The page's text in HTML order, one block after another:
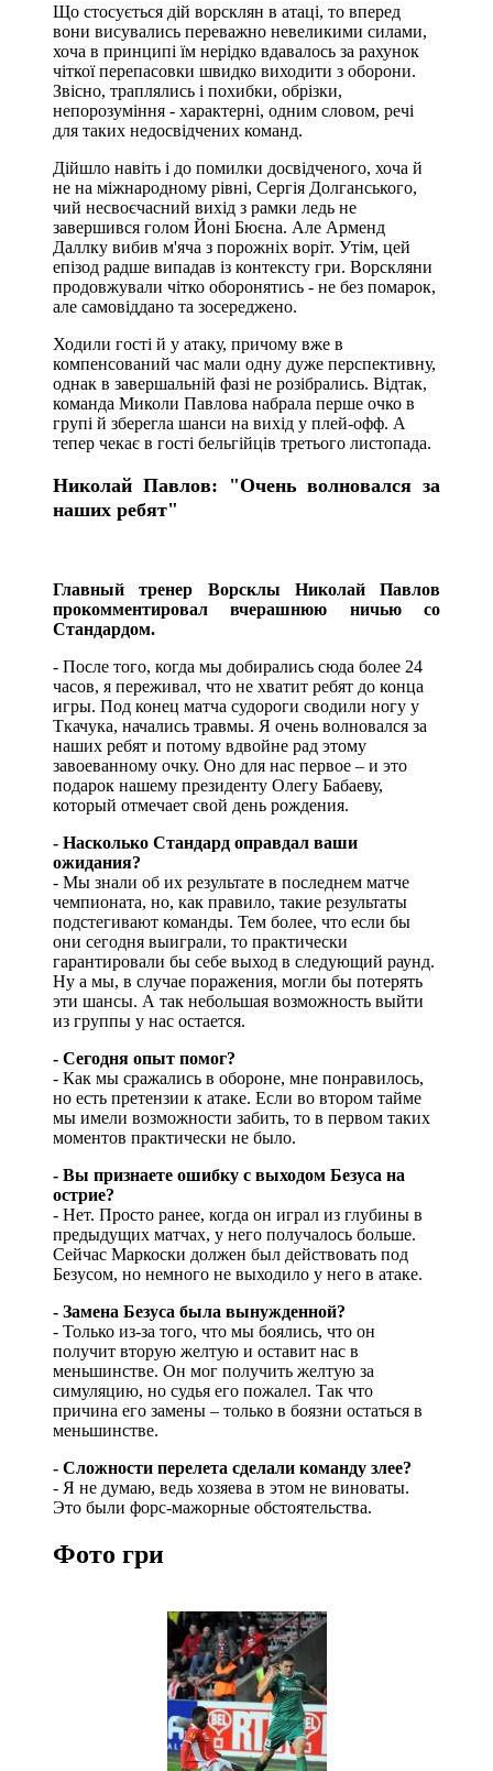
Що стосується дій ворсклян в атаці, то вперед
вони висувались переважно невеликими силами,
хоча в принципі їм нерідко вдавалось за рахунок
чіткої перепасовки швидко виходити з оборони.
Звісно, траплялись і похибки, обрізки,
непорозуміння - характерні, одним словом, речі
для таких недосвідчених команд.
Дійшло навіть і до помилки досвідченого, хоча й
не на міжнародному рівні, Сергія Долганського,
чий несвоєчасний вихід з рамки ледь не
завершився голом Йоні Бюєна. Але Арменд
Даллку вибив м'яча з порожніх воріт. Утім, цей
епізод радше випадав із контексту гри. Ворскляни
продовжували чітко оборонятись - не без помарок,
але самовіддано та зосереджено.
Ходили гості й у атаку, причому вже в
компенсований час мали одну дуже перспективну,
однак в завершальній фазі не розібрались. Відтак,
команда Миколи Павлова набрала перше очко в
групі й зберегла шанси на вихід у плей-офф. А
тепер чекає в гості бельгійців третього листопада.
Николай Павлов: "Очень волновался за
наших ребят"
Главный тренер Ворсклы Николай Павлов
прокомментировал вчерашнюю ничью со
Стандардом.
- После того, когда мы добирались сюда более 24
часов, я переживал, что не хватит ребят до конца
игры. Под конец матча судороги сводили ногу у
Ткачука, начались травмы. Я очень волновался за
наших ребят и потому вдвойне рад этому
завоеванному очку. Оно для нас первое – и это
подарок нашему президенту Олегу Бабаеву,
который отмечает свой день рождения.
- Насколько Стандард оправдал ваши
ожидания?
- Мы знали об их результате в последнем матче
чемпионата, но, как правило, такие результаты
подстегивают команды. Тем более, что если бы
они сегодня выиграли, то практически
гарантировали бы себе выход в следующий раунд.
Ну а мы, в случае поражения, могли бы потерять
эти шансы. А так небольшая возможность выйти
из группы у нас остается.
- Сегодня опыт помог?
- Как мы сражались в обороне, мне понравилось,
но есть претензии к атаке. Если во втором тайме
мы имели возможности забить, то в первом таких
моментов практически не было.
- Вы признаете ошибку с выходом Безуса на
острие?
- Нет. Просто ранее, когда он играл из глубины в
предыдущих матчах, у него получалось больше.
Сейчас Маркоски должен был действовать под
Безусом, но немного не выходило у него в атаке.
- Замена Безуса была вынужденной?
- Только из-за того, что мы боялись, что он
получит вторую желтую и оставит нас в
меньшинстве. Он мог получить желтую за
симуляцию, но судья его пожалел. Так что
причина его замены – только в боязни остаться в
меньшинстве.
- Сложности перелета сделали команду злее?
- Я не думаю, ведь хозяева в этом не виноваты.
Это были форс-мажорные обстоятельства.
Фото гри